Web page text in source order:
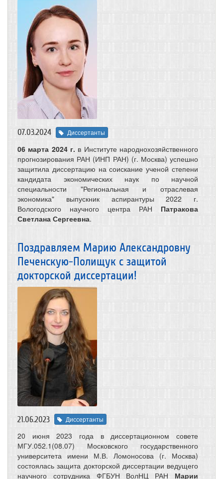
07.03.2024 Диссертанты
06 марта 2024 г. в Институте народнохозяйственного
прогнозирования РАН (ИНП РАН) (г. Москва) успешно
защитила диссертацию на соискание ученой степени
кандидата экономических наук по научной
специальности "Региональная и отраслевая
экономика" выпускник аспирантуры 2022 г.
Вологодского научного центра РАН Патракова
Светлана Сергеевна.
Поздравляем Марию Александровну
Печенскую-Полищук с защитой
докторской диссертации!
21.06.2023 Диссертанты
20 июня 2023 года в диссертационном совете
МГУ.052.1(08.07) Московского государственного
университета имени М.В. Ломоносова (г. Москва)
состоялась защита докторской диссертации ведущего
научного сотрудника ФГБУН ВолНЦ РАН Марии